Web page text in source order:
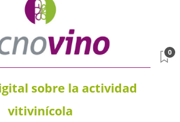
sobre la actividad
vitivinícola
0